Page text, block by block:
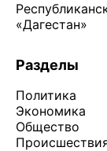
«Дагестан»
Разделы
Политика
Экономика
Общество